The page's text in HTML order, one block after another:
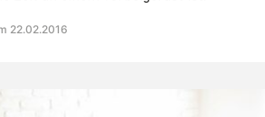
22.02.2016